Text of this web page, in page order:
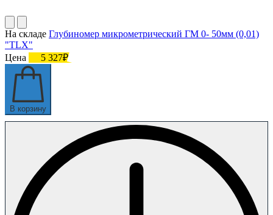
На складе Глубиномер микрометрический ГМ 0- 50мм (0,01)
"TLX"
Цена
5 327₽
В корзину